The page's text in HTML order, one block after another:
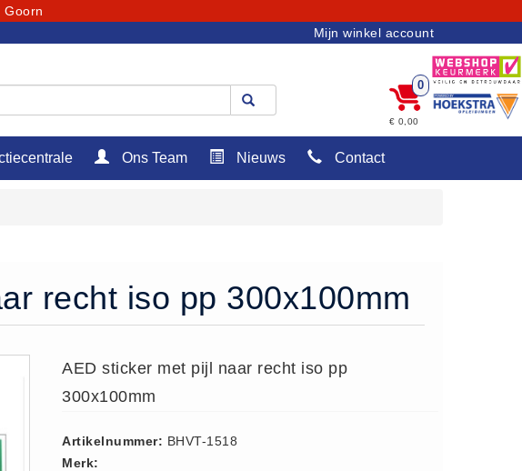
Goorn
Mijn winkel account
0
€ 0,00
Ons Team Nieuws Contact
recht iso pp 300x100mm
AED sticker met pijl naar recht iso pp
300x100mm
Artikelnummer: BHVT-1518
Merk: